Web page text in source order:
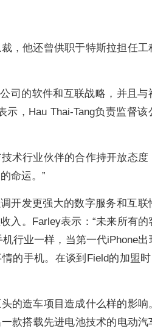
，他还曾供职于特斯拉担任工
司的软件和互联战略，并且与
示，Hau Thai-Tang负责监督该
术行业伙伴的合作持开放态度
命运。”
开发更强大的数字服务和互联
入。Farley表示：“未来所有的
行业一样，当第一代iPhone出
的手机。在谈到Field的加盟
的造车项目造成什么样的影响
款搭载先进电池技术的电动汽